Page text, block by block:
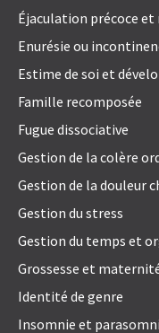
Éjaculation précoce et
Enurésie ou
Estime de soi et
Famille recomposée
Fugue dissociative
Gestion de la colère
Gestion de la douleur
Gestion du stress
Gestion du temps et
Grossesse et
Identité de genre
Insomnie et